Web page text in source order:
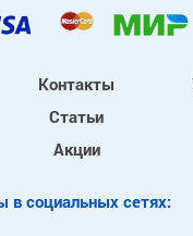
Контакты
Статьи
Акции
в социальных сетях: